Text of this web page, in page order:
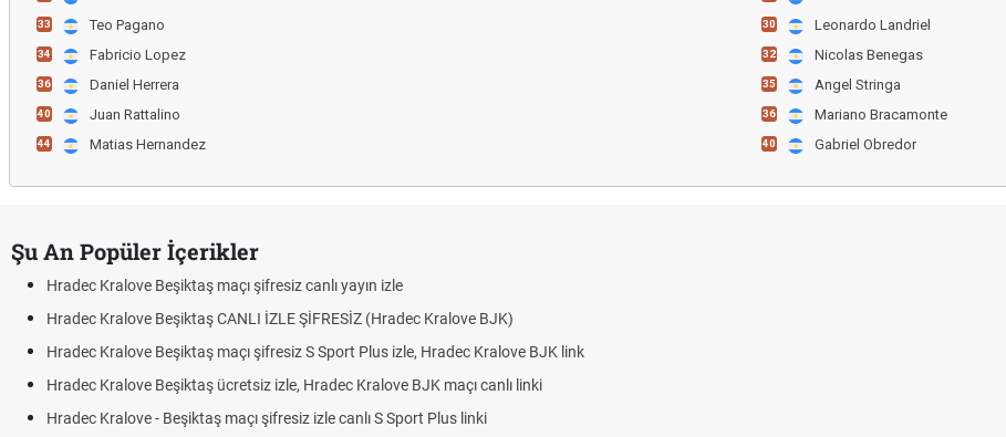
33 Teo Pagano
34 Fabricio Lopez
36 Daniel Herrera
40 Juan Rattalino
44 Matias Hernandez
30 Leonardo Landriel
32 Nicolas Benegas
35 Angel Stringa
36 Mariano Bracamonte
40 Gabriel Obredor
Şu An Popüler İçerikler
Hradec Kralove Beşiktaş maçı şifresiz canlı yayın izle
Hradec Kralove Beşiktaş CANLI İZLE ŞİFRESİZ (Hradec Kralove BJK)
Hradec Kralove Beşiktaş maçı şifresiz S Sport Plus izle, Hradec Kralove BJK link
Hradec Kralove Beşiktaş ücretsiz izle, Hradec Kralove BJK maçı canlı linki
Hradec Kralove - Beşiktaş maçı şifresiz izle canlı S Sport Plus linki